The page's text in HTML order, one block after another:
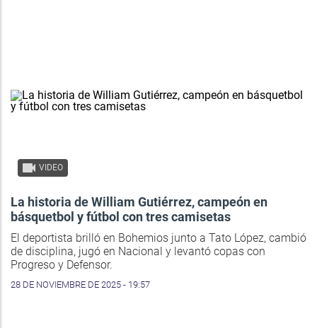
VIDEO
La historia de William Gutiérrez, campeón en
básquetbol y fútbol con tres camisetas
El deportista brilló en Bohemios junto a Tato López, cambió
de disciplina, jugó en Nacional y levantó copas con
Progreso y Defensor.
28 DE NOVIEMBRE DE 2025 - 19:57